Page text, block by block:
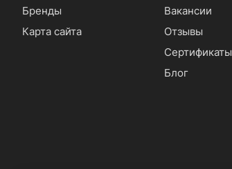
Бренды
Карта сайта
Вакансии
Отзывы
Сертификаты
Блог